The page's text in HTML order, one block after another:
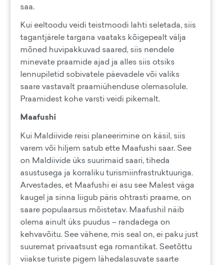
saa.
Kui eeltoodu veidi teistmoodi lahti seletada, siis
tagantjärele targana vaataks kõigepealt välja
mõned huvipakkuvad saared, siis nendele
minevate praamide ajad ja alles siis otsiks
lennupiletid sobivatele päevadele või valiks
saare vastavalt praamiühenduse olemasolule.
Praamidest kohe varsti veidi pikemalt.
Maafushi
Kui Maldiivide reisi planeerimine on käsil, siis
varem või hiljem satub ette Maafushi saar. See
on Maldiivide üks suurimaid saari, tiheda
asustusega ja korraliku turismiinfrastruktuuriga.
Arvestades, et Maafushi ei asu see Malest väga
kaugel ja sinna liigub päris ohtrasti praame, on
saare populaarsus mõistetav. Maafushil näib
olema ainult üks puudus – randadega on
kehvavõitu. See vähene, mis seal on, ei paku just
suuremat privaatsust ega romantikat. Seetõttu
viiakse turiste pigem lähedalasuvate saarte